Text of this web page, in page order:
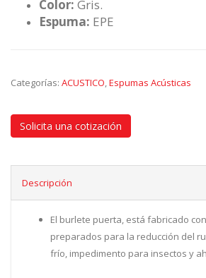
Color: Gris.
Espuma: EPE
Categorías: ACUSTICO,Espumas Acústicas
Solicita una cotización
Descripción
El burlete puerta, está fabricado
preparados para la reducción del
frío, impedimento para insectos y